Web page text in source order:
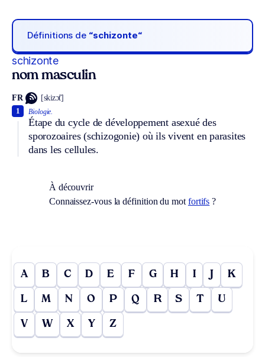
Définitions de “schizonte“
schizonte
nom masculin
FR [skizɔ̃t]
Biologie.
Étape du cycle de développement asexué des
sporozoaires (schizogonie) où ils vivent en parasites
dans les cellules.
1
À découvrir
Connaissez-vous la définition du mot fortifs ?
A B C D E F G H I J K
L M N O P Q R S T U
V W X Y Z